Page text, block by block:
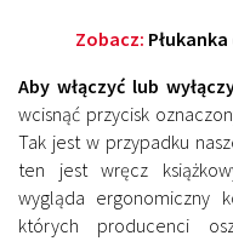
Zobacz:
Aby włączyć lub
wcisnąć przycisk
Tak jest w przypadku
ten jest wręcz
wygląda ergonomiczny
których producenci